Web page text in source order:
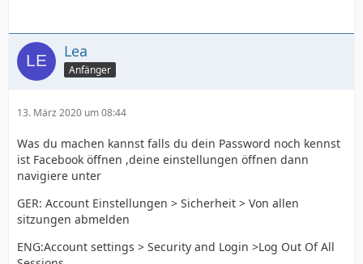
Lea
Anfänger
13. März 2020 um 08:44
Was du machen kannst falls du dein Password noch kennst
ist Facebook öffnen ,deine einstellungen öffnen dann
navigiere unter
GER: Account Einstellungen > Sicherheit > Von allen
sitzungen abmelden
ENG:Account settings > Security and Login >Log Out Of All